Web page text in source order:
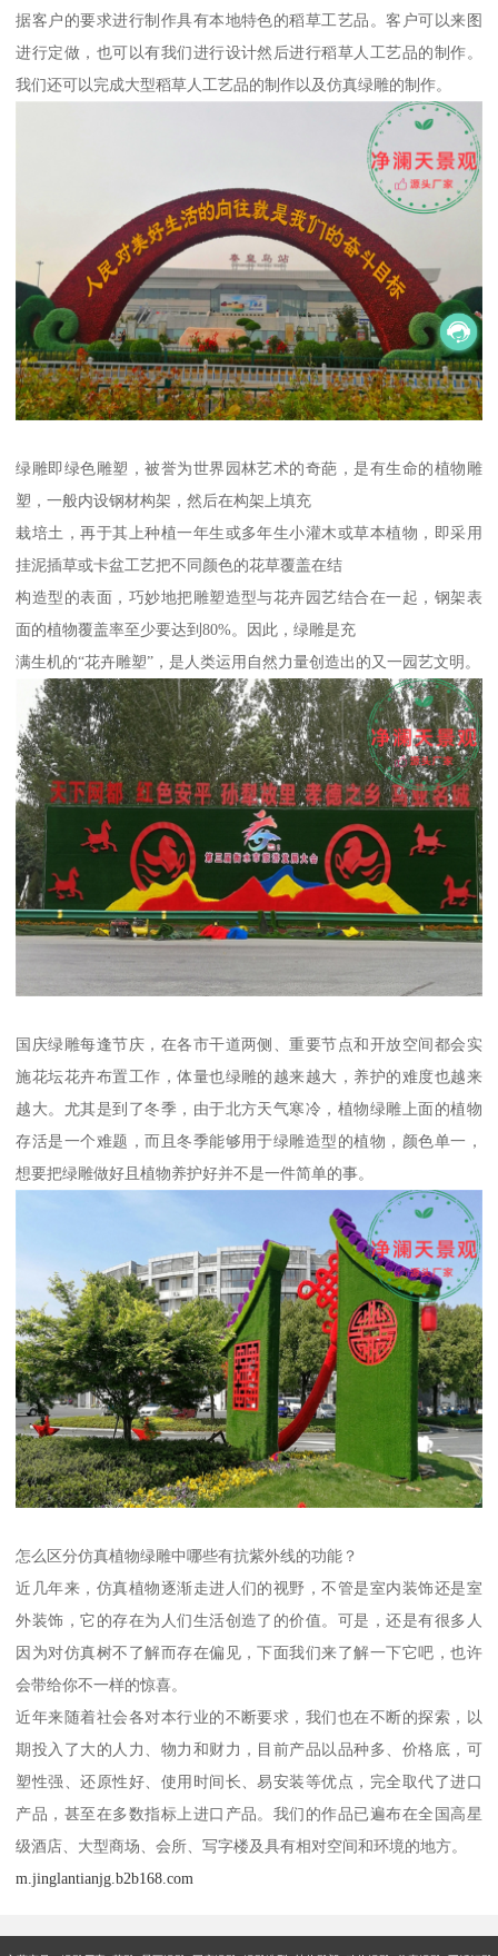
据客户的要求进行制作具有本地特色的稻草工艺品。客户可以来图
进行定做，也可以有我们进行设计然后进行稻草人工艺品的制作。
我们还可以完成大型稻草人工艺品的制作以及仿真绿雕的制作。
绿雕即绿色雕塑，被誉为世界园林艺术的奇葩，是有生命的植物雕
塑，一般内设钢材构架，然后在构架上填充
栽培土，再于其上种植一年生或多年生小灌木或草本植物，即采用
挂泥插草或卡盆工艺把不同颜色的花草覆盖在结
构造型的表面，巧妙地把雕塑造型与花卉园艺结合在一起，钢架表
面的植物覆盖率至少要达到80%。因此，绿雕是充
满生机的“花卉雕塑”，是人类运用自然力量创造出的又一园艺文明。
国庆绿雕每逢节庆，在各市干道两侧、重要节点和开放空间都会实
施花坛花卉布置工作，体量也绿雕的越来越大，养护的难度也越来
越大。尤其是到了冬季，由于北方天气寒冷，植物绿雕上面的植物
存活是一个难题，而且冬季能够用于绿雕造型的植物，颜色单一，
想要把绿雕做好且植物养护好并不是一件简单的事。
怎么区分仿真植物绿雕中哪些有抗紫外线的功能？
近几年来，仿真植物逐渐走进人们的视野，不管是室内装饰还是室
外装饰，它的存在为人们生活创造了的价值。可是，还是有很多人
因为对仿真树不了解而存在偏见，下面我们来了解一下它吧，也许
会带给你不一样的惊喜。
近年来随着社会各对本行业的不断要求，我们也在不断的探索，以
期投入了大的人力、物力和财力，目前产品以品种多、价格底，可
塑性强、还原性好、使用时间长、易安装等优点，完全取代了进口
产品，甚至在多数指标上进口产品。我们的作品已遍布在全国高星
级酒店、大型商场、会所、写字楼及具有相对空间和环境的地方。
m.jinglantianjg.b2b168.com